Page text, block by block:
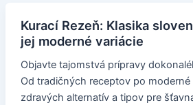
Kurací Rezeň: Klasika
jej moderné variácie
Objavte tajomstvá prípravy
Od tradičných receptov po moderné
zdravých alternatív a tipov pre